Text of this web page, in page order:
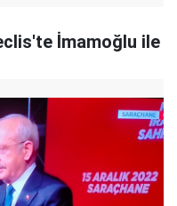
İmamoğlu ile